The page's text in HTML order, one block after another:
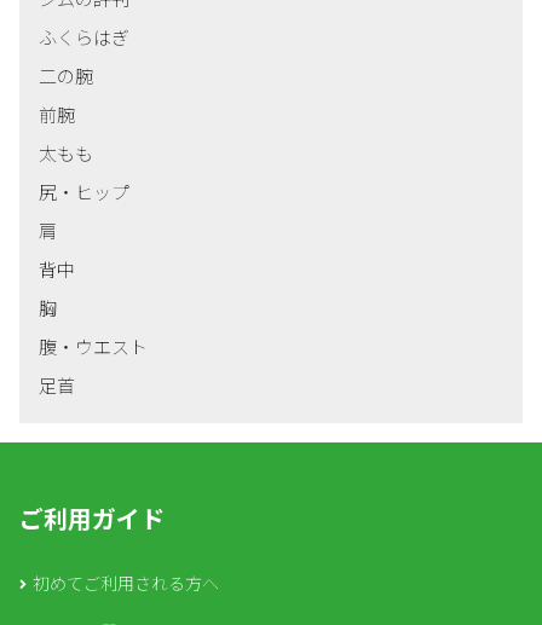
ふくらはぎ
二の腕
前腕
太もも
尻・ヒップ
肩
背中
胸
腹・ウエスト
足首
ご利用ガイド
初めてご利用される方へ